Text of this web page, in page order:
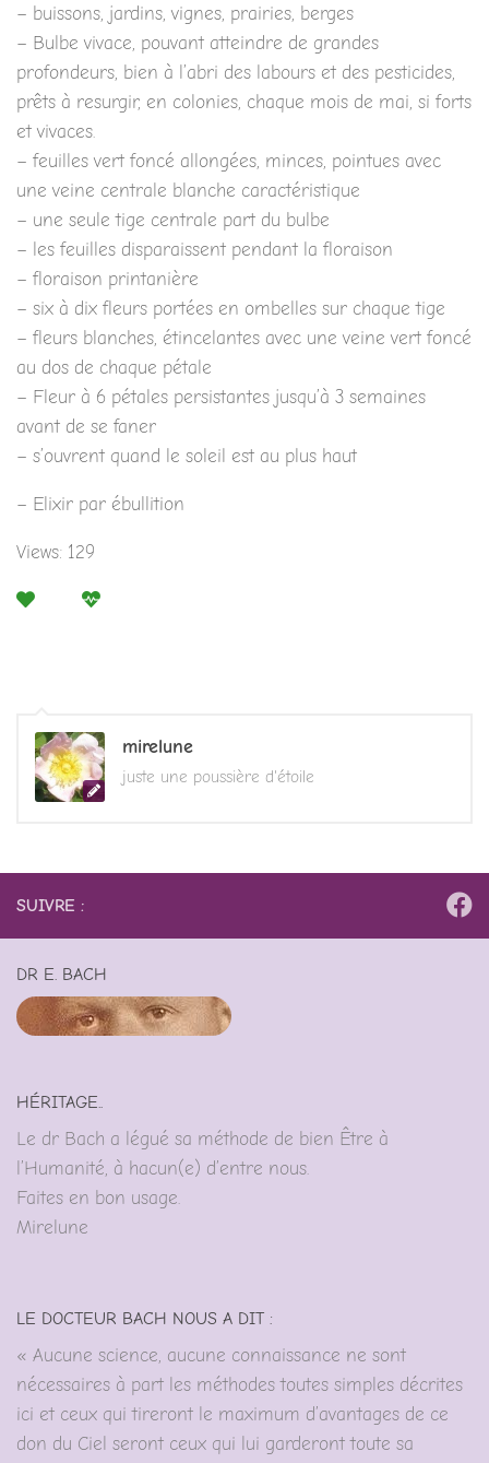
– buissons, jardins, vignes, prairies, berges
– Bulbe vivace, pouvant atteindre de grandes
profondeurs, bien à l’abri des labours et des pesticides,
prêts à resurgir, en colonies, chaque mois de mai, si forts
et vivaces.
– feuilles vert foncé allongées, minces, pointues avec
une veine centrale blanche caractéristique
– une seule tige centrale part du bulbe
– les feuilles disparaissent pendant la floraison
– floraison printanière
– six à dix fleurs portées en ombelles sur chaque tige
– fleurs blanches, étincelantes avec une veine vert foncé
au dos de chaque pétale
– Fleur à 6 pétales persistantes jusqu’à 3 semaines
avant de se faner
– s’ouvrent quand le soleil est au plus haut
– Elixir par ébullition
Views: 129
mirelune
juste une poussière d'étoile
SUIVRE :
DR E. BACH
HÉRITAGE..
Le dr Bach a légué sa méthode de bien Être à
l’Humanité, à hacun(e) d’entre nous.
Faites en bon usage.
Mirelune
LE DOCTEUR BACH NOUS A DIT :
« Aucune science, aucune connaissance ne sont
nécessaires à part les méthodes toutes simples décrites
ici et ceux qui tireront le maximum d’avantages de ce
don du Ciel seront ceux qui lui garderont toute sa